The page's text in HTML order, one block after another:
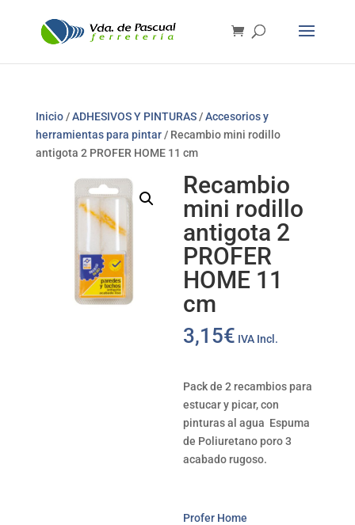
Inicio/ADHESIVOS Y PINTURAS/Accesorios y
herramientas para pintar/ Recambio mini rodillo
antigota 2 PROFER HOME 11 cm
Recambio
mini rodillo
antigota 2
PROFER
HOME 11
cm
3,15€ IVA Incl.
Pack de 2 recambios para
estucar y picar, con
pinturas al agua Espuma
de Poliuretano poro 3
acabado rugoso.
Profer Home